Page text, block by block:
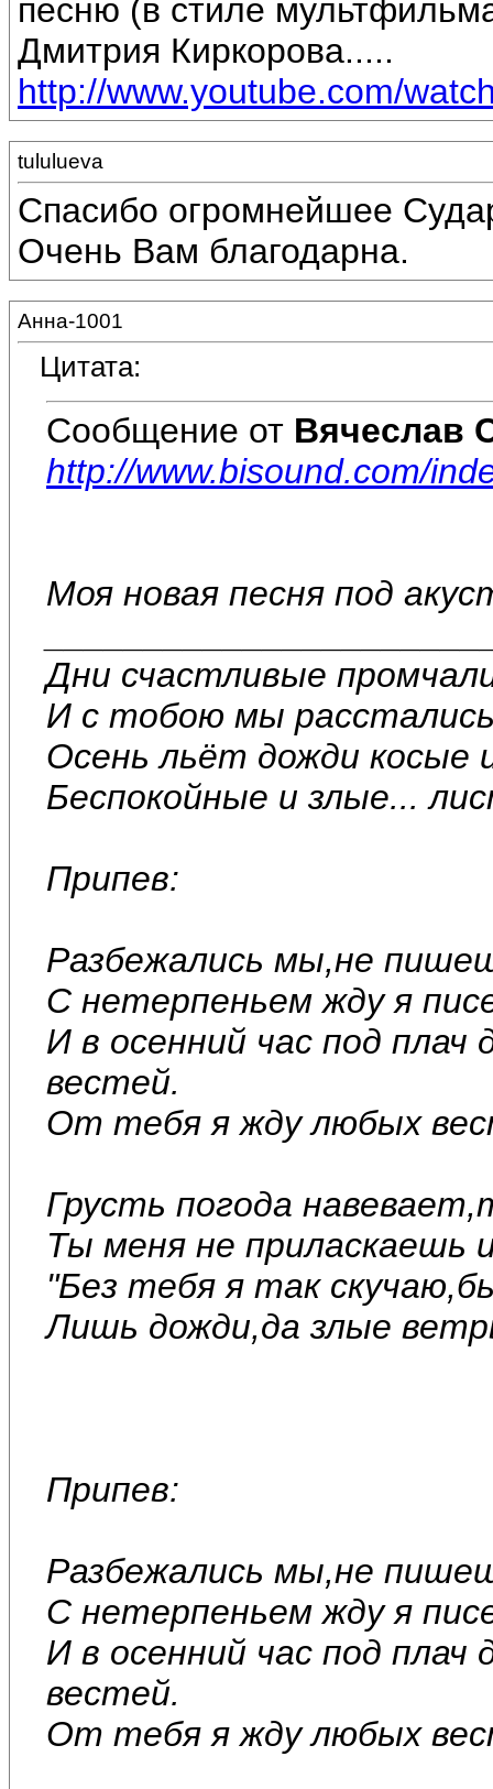
песню (в стиле
Дмитрия Киркорова.....
http://www.youtube.com/
tululueva
Спасибо огромнейшее
Очень Вам благодарна.
Анна-1001
Цитата:
Сообщение от Вячеслав
http://www.bisound.com/
Моя новая песня под
Дни счастливые
И с тобою мы
Осень льёт дожди косые
Беспокойные и злые...
Припев:
Разбежались мы,не
С нетерпеньем жду я
И в осенний час под
вестей.
От тебя я жду любых
Грусть погода
Ты меня не приласкаешь
"Без тебя я так
Лишь дожди,да злые
Припев:
Разбежались мы,не
С нетерпеньем жду я
И в осенний час под
вестей.
От тебя я жду любых